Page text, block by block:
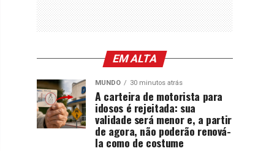
EM ALTA
MUNDO 30 minutos atrás
A carteira de motorista para
idosos é rejeitada: sua
validade será menor e, a partir
de agora, não poderão renová-
la como de costume